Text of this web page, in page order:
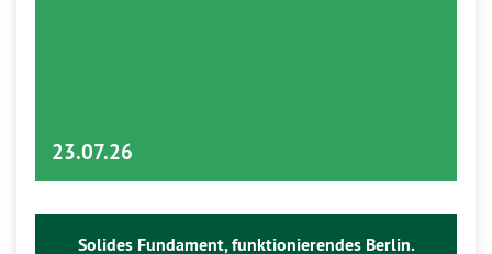
23.07.26
Solides Fundament, funktionierendes Berlin.